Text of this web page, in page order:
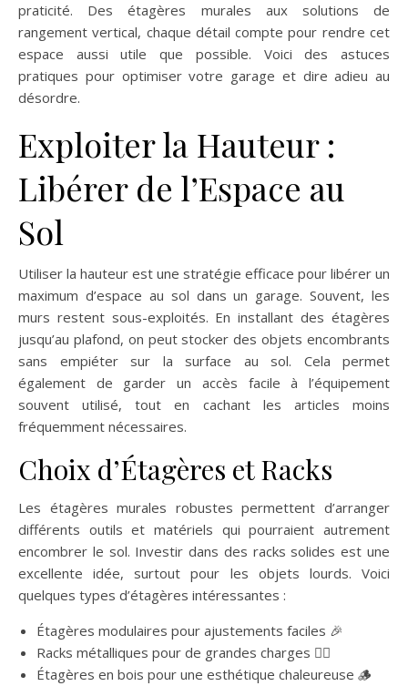
praticité. Des étagères murales aux solutions de
rangement vertical, chaque détail compte pour rendre cet
espace aussi utile que possible. Voici des astuces
pratiques pour optimiser votre garage et dire adieu au
désordre.
Exploiter la Hauteur :
Libérer de l’Espace au
Sol
Utiliser la hauteur est une stratégie efficace pour libérer un
maximum d’espace au sol dans un garage. Souvent, les
murs restent sous-exploités. En installant des étagères
jusqu’au plafond, on peut stocker des objets encombrants
sans empiéter sur la surface au sol. Cela permet
également de garder un accès facile à l’équipement
souvent utilisé, tout en cachant les articles moins
fréquemment nécessaires.
Choix d’Étagères et Racks
Les étagères murales robustes permettent d’arranger
différents outils et matériels qui pourraient autrement
encombrer le sol. Investir dans des racks solides est une
excellente idée, surtout pour les objets lourds. Voici
quelques types d’étagères intéressantes :
Étagères modulaires pour ajustements faciles 🎉
Racks métalliques pour de grandes charges 🏋️‍♂️
Étagères en bois pour une esthétique chaleureuse 🪵